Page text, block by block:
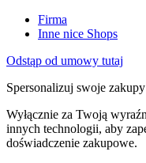
Firma
Inne nice Shops
Odstąp od umowy tutaj
Spersonalizuj swoje zakupy
Wyłącznie za Twoją
innych technologii, aby
doświadczenie zakupowe.